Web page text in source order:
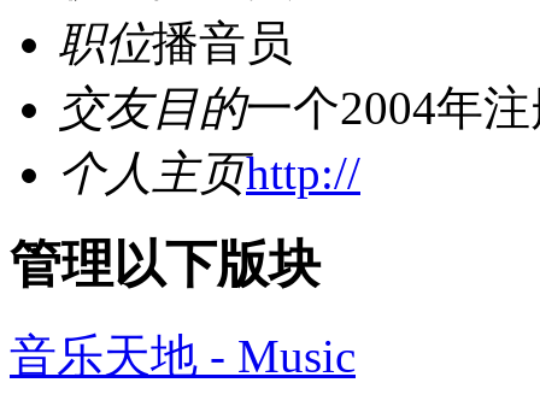
职位播音员
交友目的一个2004年
个人主页http://
管理以下版块
音乐天地 - Music